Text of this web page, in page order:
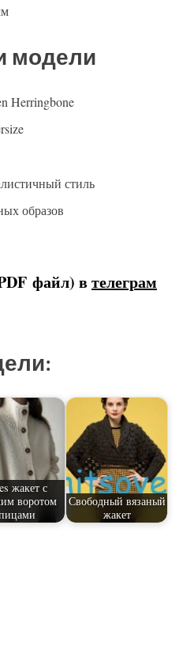
модели
Herringbone
стиль
образов
файл) втелеграм
жакет с
воротом
Свободный вязаный
жакет